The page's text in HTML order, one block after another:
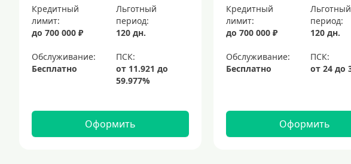
Кредитный
лимит:
до 700 000 ₽
Льготный
период:
120 дн.
Обслуживание:
Бесплатно
Оформить
Кредитный
лимит:
до 700 000 ₽
Льготный
период:
120 дн.
Обслуживание:
Бесплатно
Оформить